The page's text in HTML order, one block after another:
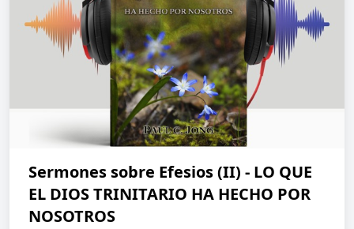
Sermones sobre Efesios (II) - LO QUE
EL DIOS TRINITARIO HA HECHO POR
NOSOTROS